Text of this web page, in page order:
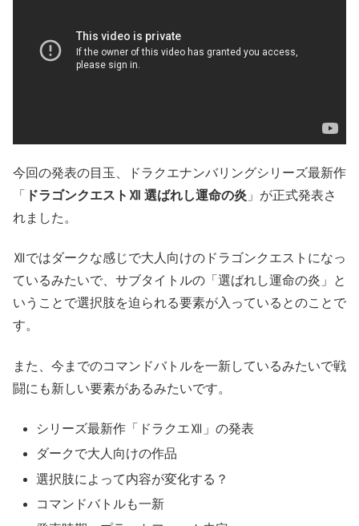
今回の発表の目玉、ドラクエナンバリングシリーズ最新作
「
ドラゴンクエストⅫ 選ばれし運命の炎 」が正式発表さ
れました。
Ⅻではダークな感じで大人向けのドラゴンクエストになっ
ているみたいで、サブタイトルの「選ばれし運命の炎」と
いうことで選択肢を迫られる要素が入っているとのことで
す。
また、今までのコマンドバトルを一新しているみたいで戦
闘にも新しい要素があるみたいです。
シリーズ最新作「ドラクエⅫ」の発表
ダークで大人向けの作品
選択肢によって内容が変化する？
コマンドバトルも一新